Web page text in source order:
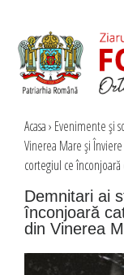
Acasa› Evenimente şi
Vinerea Mare şi Înviere
cortegiul ce
Demnitari ai
înconjoară
din Vinerea